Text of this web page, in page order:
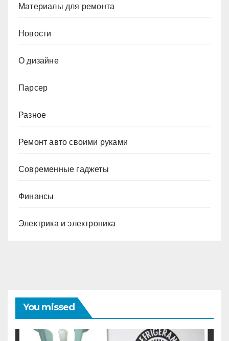
Материалы для ремонта
Новости
О дизайне
Парсер
Разное
Ремонт авто своими руками
Современные гаджеты
Финансы
Электрика и электроника
You missed